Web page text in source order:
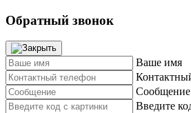
Обратный звонок
Ваше имя
Сообщение
Введите